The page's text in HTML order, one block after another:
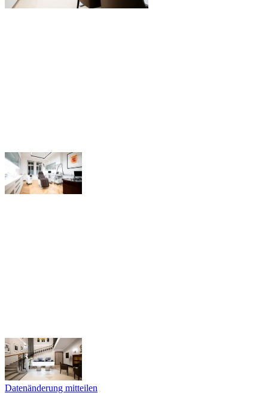
Datenänderung mitteilen